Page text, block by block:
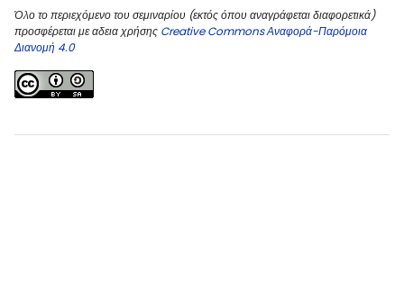
Όλο το περιεχόμενο του σεμιναρίου (εκτός όπου αναγράφεται διαφορετικά)
προσφέρεται με αδεια χρήσης Creative Commons Αναφορά-Παρόμοια
Διανομή 4.0